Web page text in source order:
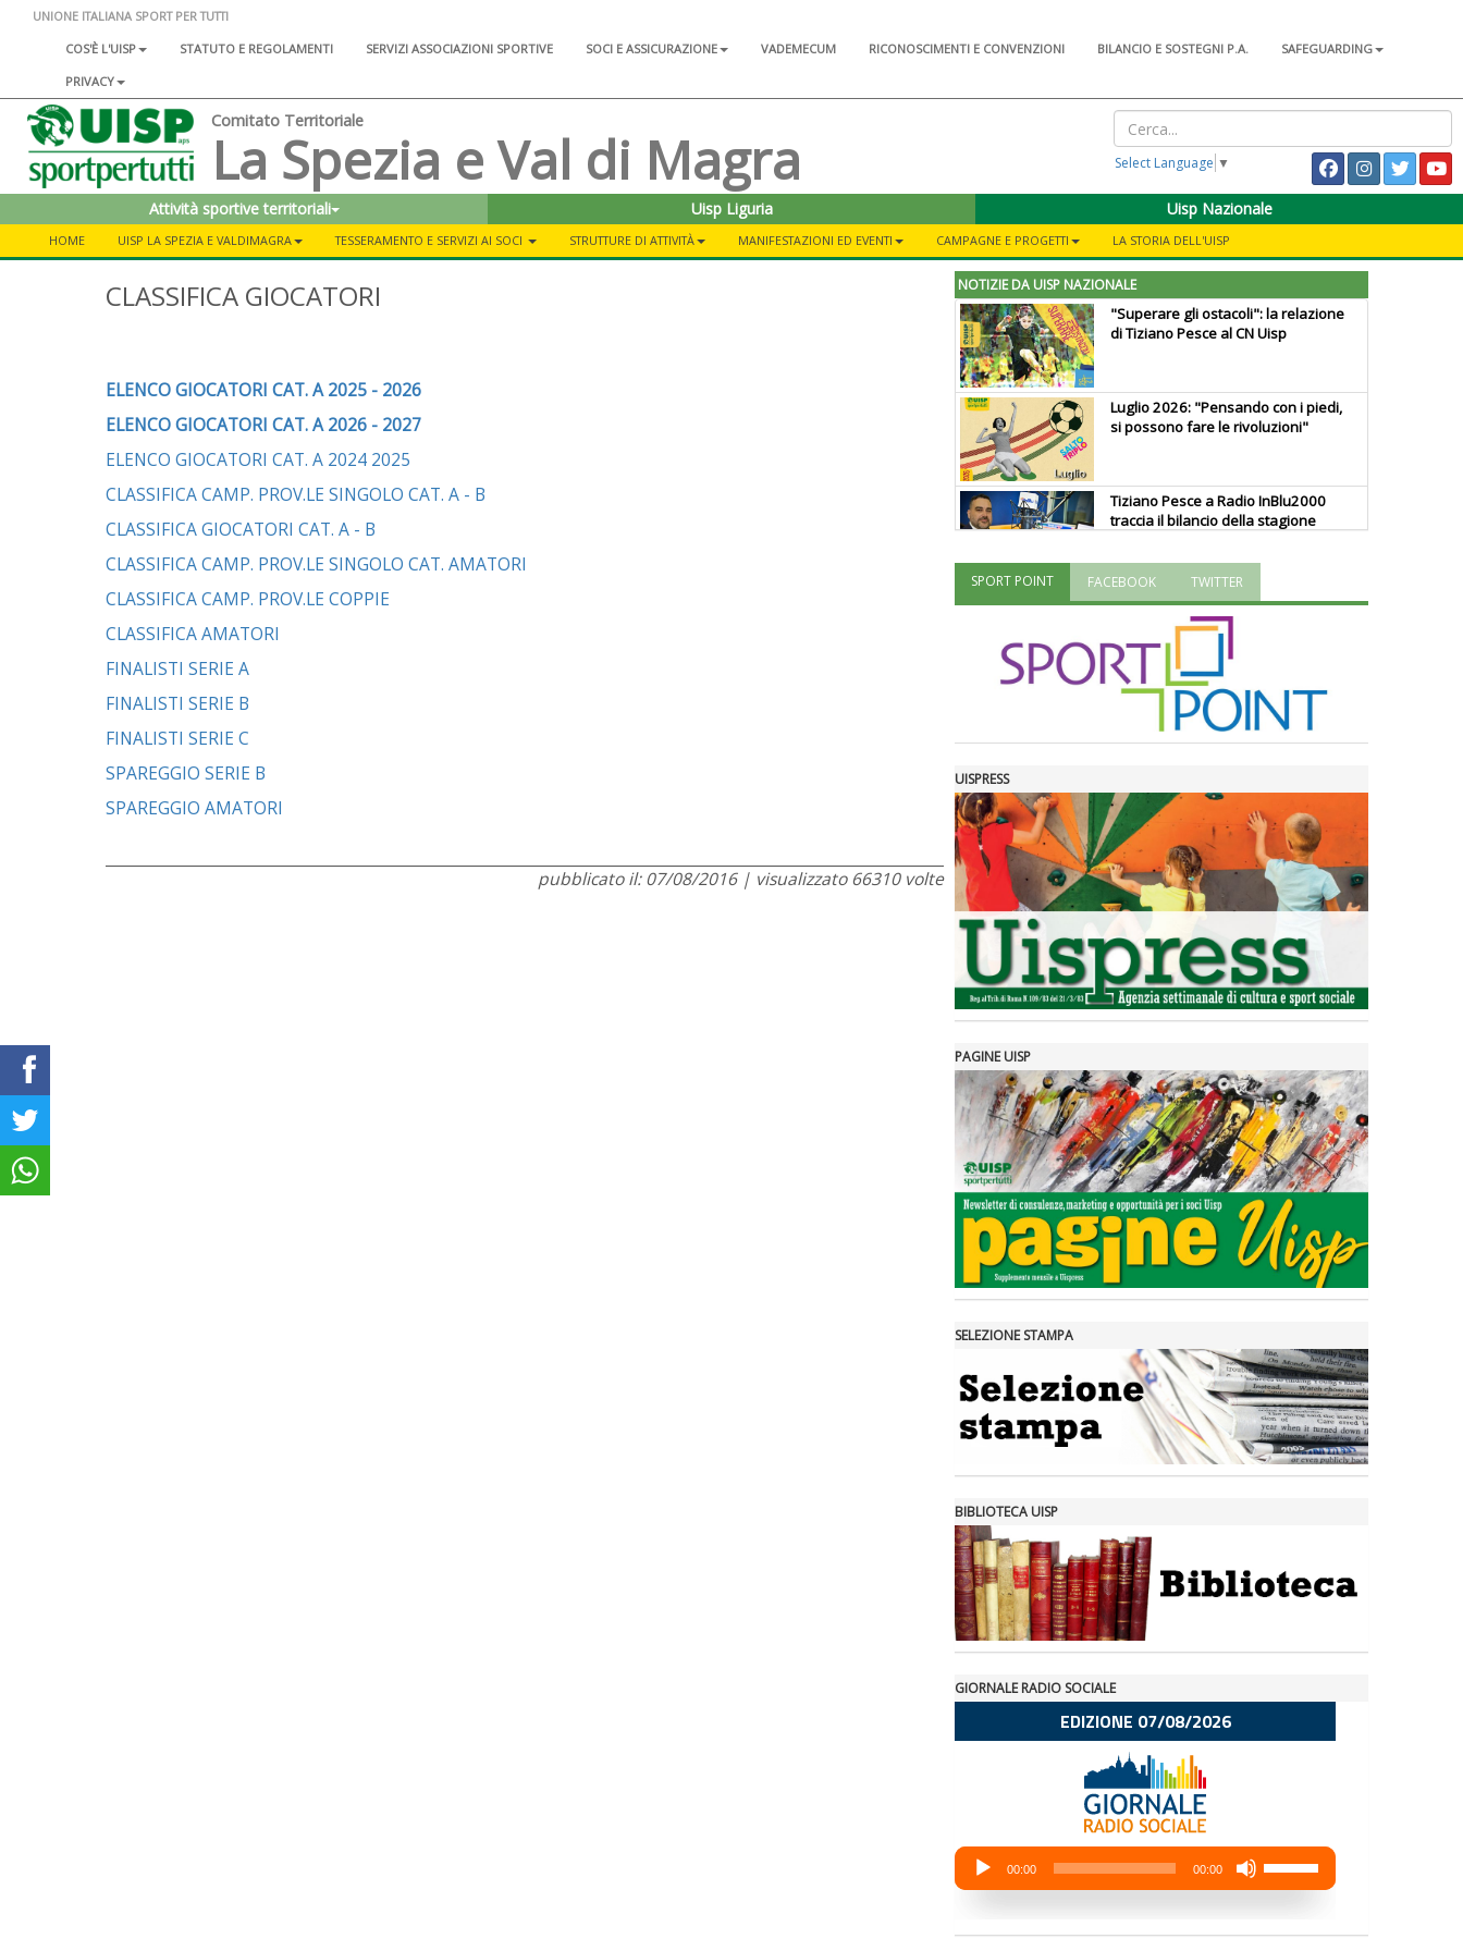
UNIONE ITALIANA SPORT PER TUTTI
COS'È L'UISP
STATUTO E REGOLAMENTI SERVIZI ASSOCIAZIONI SPORTIVE SOCI E ASSICURAZIONE VADEMECUM RICONOSCIMENTI E CONVENZIONI BILANCIO E SOSTEGNI P.A.
SAFEGUARDING
PRIVACY
Comitato Territoriale
La Spezia e Val di Magra Select Language ▼
Attività sportive territoriali Uisp Liguria Uisp Nazionale
HOME UISP LA SPEZIA E VALDIMAGRA TESSERAMENTO E SERVIZI AI SOCI STRUTTURE DI ATTIVITÀ MANIFESTAZIONI ED EVENTI CAMPAGNE E PROGETTI LA STORIA DELL'UISP
CLASSIFICA GIOCATORI
ELENCO GIOCATORI CAT. A 2025 - 2026
ELENCO GIOCATORI CAT. A 2026 - 2027
ELENCO GIOCATORI CAT. A 2024 2025
CLASSIFICA CAMP. PROV.LE SINGOLO CAT. A - B
CLASSIFICA GIOCATORI CAT. A - B
CLASSIFICA CAMP. PROV.LE SINGOLO CAT. AMATORI
CLASSIFICA CAMP. PROV.LE COPPIE
CLASSIFICA AMATORI
FINALISTI SERIE A
FINALISTI SERIE B
FINALISTI SERIE C
SPAREGGIO SERIE B
SPAREGGIO AMATORI
pubblicato il: 07/08/2016 | visualizzato 66310 volte
NOTIZIE DA UISP NAZIONALE
"Superare gli ostacoli": la relazione
di Tiziano Pesce al CN Uisp
Luglio 2026: "Pensando con i piedi,
si possono fare le rivoluzioni"
Tiziano Pesce a Radio InBlu2000
traccia il bilancio della stagione
valorizzi le nostre specificità"
La formazione Uisp rallenta ma
prosegue anche in estate
Fondazione Terzjus: prima riunione
a Roma
SPORT POINT FACEBOOK TWITTER
UISPRESS
PAGINE UISP
SELEZIONE STAMPA
BIBLIOTECA UISP
GIORNALE RADIO SOCIALE